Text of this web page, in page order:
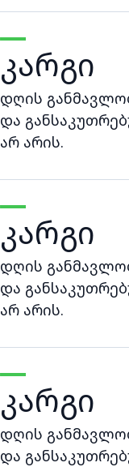
კარგი
დღის
და
არ არის.
კარგი
დღის
და
არ არის.
კარგი
დღის
და